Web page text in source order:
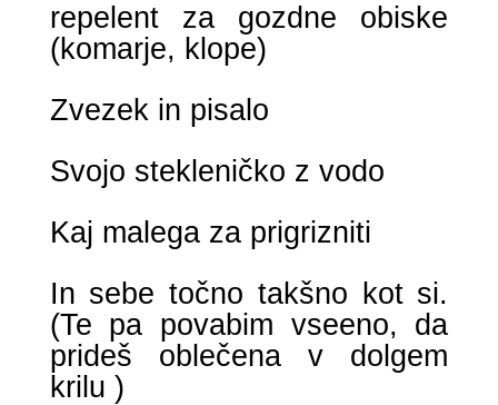
repelent za gozdne obiske
(komarje, klope)
Zvezek in pisalo
Svojo stekleničko z vodo
Kaj malega za prigrizniti
In sebe točno takšno kot si.
(Te pa povabim vseeno, da
prideš oblečena v dolgem
krilu )